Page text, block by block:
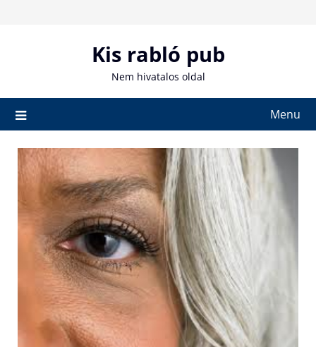
Kis rabló pub
Nem hivatalos oldal
Menu